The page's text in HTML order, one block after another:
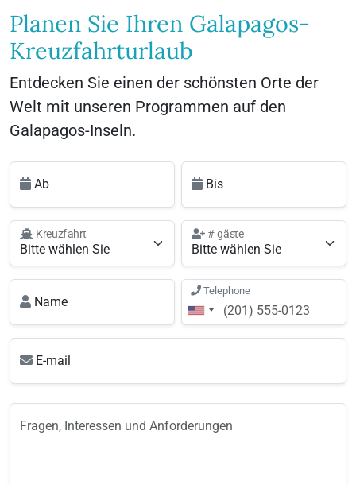
Planen Sie Ihren Galapagos-
Kreuzfahrturlaub
Entdecken Sie einen der schönsten Orte der
Welt mit unseren Programmen auf den
Galapagos-Inseln.
Ab Bis
Kreuzfahrt # gäste
Name
Telephone
E-mail